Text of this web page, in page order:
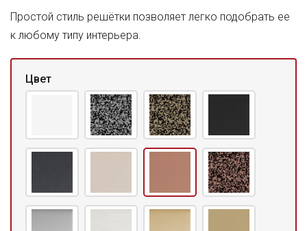
Простой стиль решётки позволяет легко подобрать ее
к любому типу интерьера.
Цвет